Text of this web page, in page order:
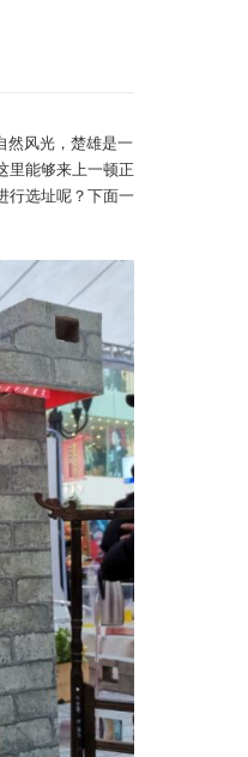
然风光，楚雄是一
里能够来上一顿正
行选址呢？下面一